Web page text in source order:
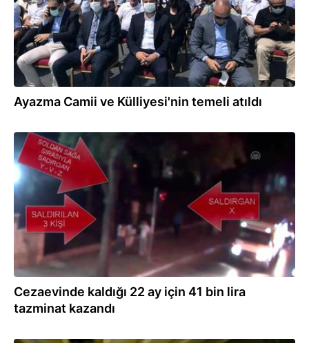
Ayazma Camii ve Külliyesi'nin temeli atıldı
26.01.2020
Cezaevinde kaldığı 22 ay için 41 bin lira
tazminat kazandı